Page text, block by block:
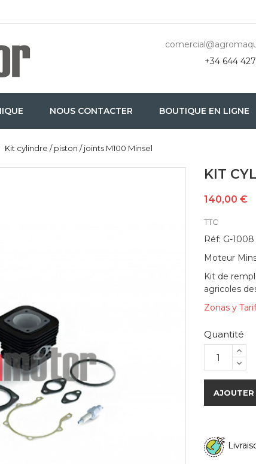
+34 644
NOUS CONTACTER BOUTIQUE EN LIGNE
Kit cylindre / piston / joints M100 Minsel
KIT
140,00 €
TTC
Réf: G-1008
Moteur
Kit de
agricoles
Zonas y
Quantité
AJOUTER